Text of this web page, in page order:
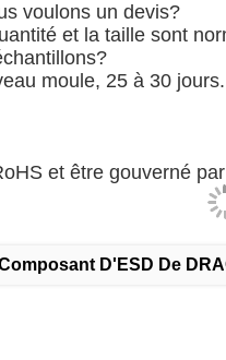
voulons un devis?
et la taille sont
moule, 25 à 30 jours.
et être gouverné
D'ESD De